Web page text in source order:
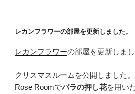
ン
レカンフラワーの部屋を更新しました。
レカンフラワーの部屋を更新しまし
クリスマスルーム を公開しました
Rose Roomでバラの押し花を用い